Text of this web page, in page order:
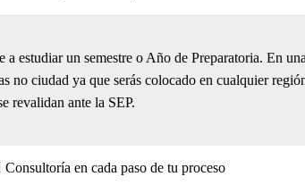
a estudiar un semestre o Año de Preparatoria. En
no ciudad ya que serás colocado en cualquier
revalidan ante la SEP.
Consultoría en cada paso de tu proceso